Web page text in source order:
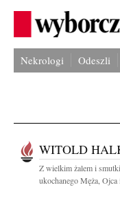
Nekrologi Odeszli
WITOLD
Z wielkim żalem i
ukochanego Męża,